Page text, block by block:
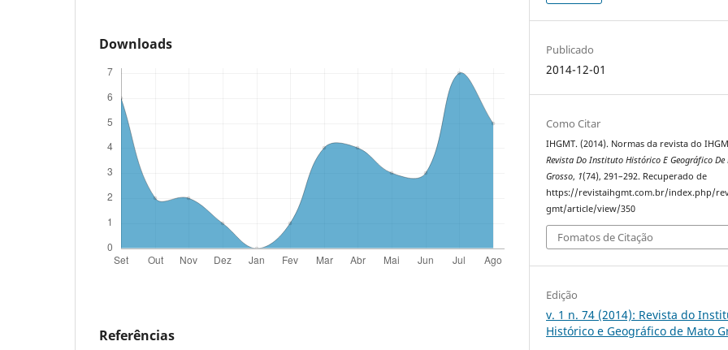
Downloads
Referências
Publicado
2014-12-01
Como Citar
IHGMT. (2014). Normas da revista do
Revista Do Instituto Histórico E Geográfico De
Grosso, 1(74), 291–292. Recuperado de
https://revistaihgmt.com.br/index.php/
gmt/article/view/350
Fomatos de Citação
Edição
v. 1 n. 74 (2014): Revista do
Histórico e Geográfico de Mato